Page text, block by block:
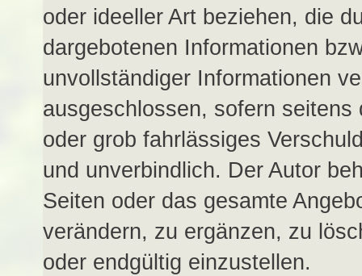
oder ideeller Art beziehen, die
dargebotenen Informationen
unvollständiger Informationen
ausgeschlossen, sofern
oder grob fahrlässiges
und unverbindlich. Der Autor
Seiten oder das gesamte
verändern, zu ergänzen, zu
oder endgültig einzustellen.